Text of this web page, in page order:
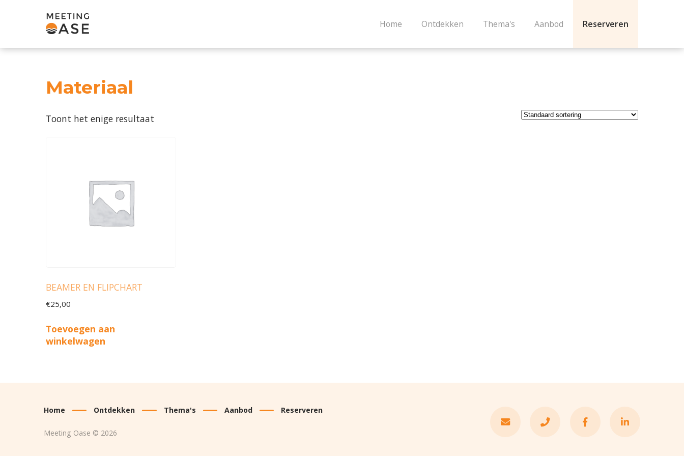
Home Ontdekken Thema's Aanbod Reserveren
Materiaal
Toont het enige resultaat
BEAMER EN FLIPCHART
€25,00
Toevoegen aan
winkelwagen
Home Ontdekken Thema's Aanbod Reserveren
Meeting Oase © 2026